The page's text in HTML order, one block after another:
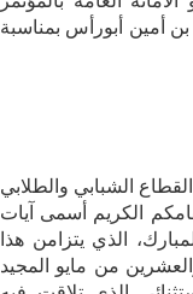
أمين أبورأس بمناسبة
الشبابي والطلابي
الكريم أسمى آيات
الذي يتزامن هذا
من مايو المجيد